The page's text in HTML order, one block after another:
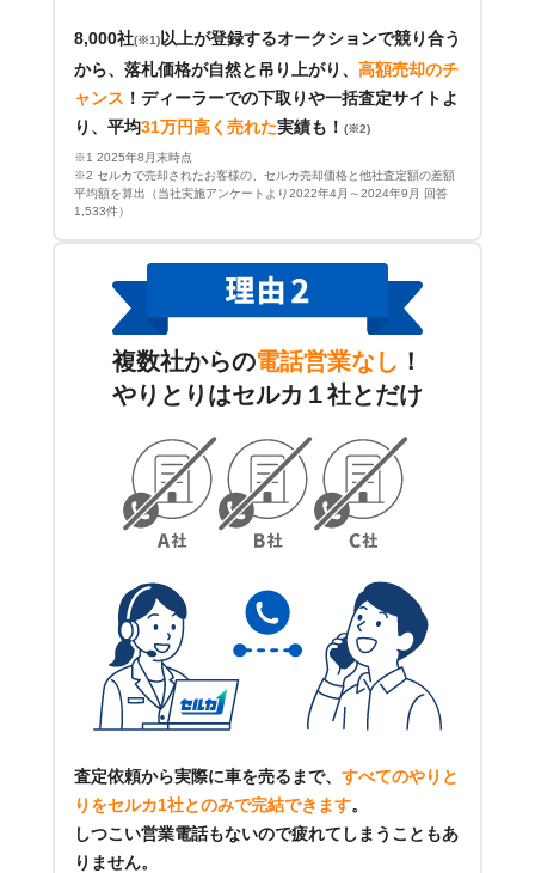
8,000社(※1) 以上が登録するオークションで競り合う
から、落札価格が自然と吊り上がり、 高額売却のチ
ャンス ！ ディーラーでの下取りや一括査定サイトよ
り、平均31万円高く売れた実績も！ (※2)
※1 2025年8月末時点
※2 セルカで売却されたお客様の、セルカ売却価格と他社査定額の差額
平均額を算出（当社実施アンケートより2022年4月～2024年9月 回答
1,533件）
複数社からの電話営業なし ！
やりとりはセルカ１社とだけ
査定依頼から実際に車を売るまで、 すべてのやりと
りをセルカ1社とのみで完結できます。
しつこい営業電話もないので疲れてしまうこともあ
りません。